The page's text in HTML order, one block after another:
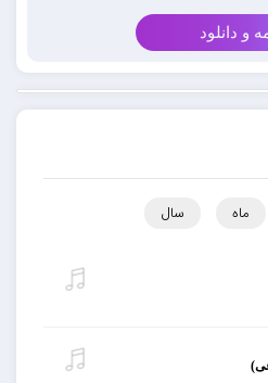
و دانلود
ماه سال